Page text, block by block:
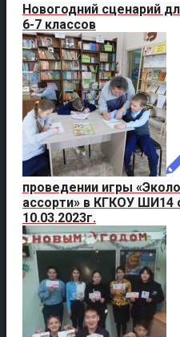
Новогодний сценарий
6-7 классов
проведении игры
ассорти» в КГКОУ ШИ14
10.03.2023г.